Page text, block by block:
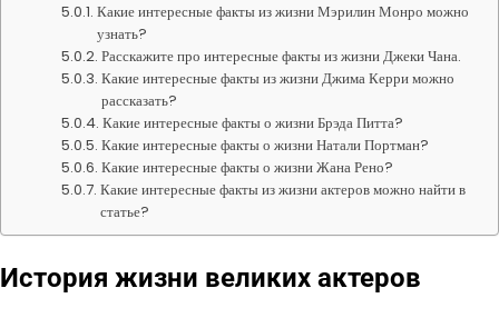
Какие интересные факты из жизни Мэрилин Монро можно
узнать?
Расскажите про интересные факты из жизни Джеки Чана.
Какие интересные факты из жизни Джима Керри можно
рассказать?
Какие интересные факты о жизни Брэда Питта?
Какие интересные факты о жизни Натали Портман?
Какие интересные факты о жизни Жана Рено?
Какие интересные факты из жизни актеров можно найти в
статье?
История жизни великих актеров